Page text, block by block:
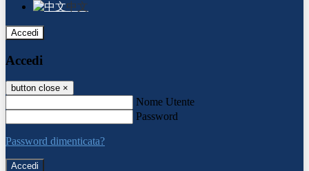
中文
Accedi
Accedi
button close ×
Nome Utente
Password
Password dimenticata?